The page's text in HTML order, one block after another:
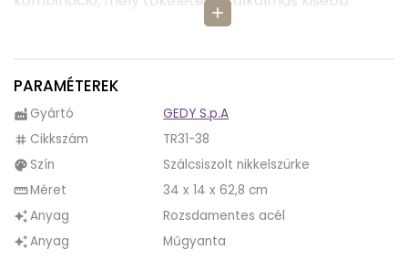
add
terekbe, ahol számít a helytakarékosság. Az állvány
szerelést, így bárhol elhelyezhető a fürdőszobába és
igény esetén egy mozdulattal áthelyezhető.
A Trilly állvány kialakítása masszív és stabil
kialakítású, mely biztonságosan használható anélkül,
hogy felborulna.
Ebben az esztétikusan megtervezett állványba a
gyártó az elegáns, szárcsiszolt nikkel színt álmodta
meg. Az ilyen szárcsiszolt nikkel felületek mindig
PARAMÉTEREK
factory Gyártó GEDY S.p.A
tag Cikkszám TR31-38
palette Szín Szálcsiszolt nikkelszürke
straightenMéret 34 x 14 x 62,8 cm
auto_awesomeAnyag Rozsdamentes acél
auto_awesomeAnyag Műgyanta